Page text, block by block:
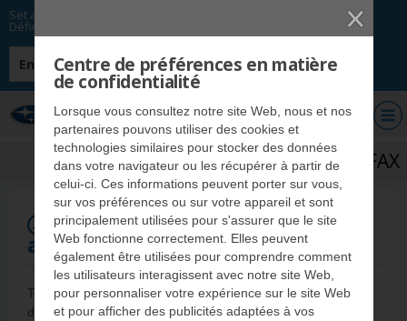
Set as my preferred option.
Définir comme option de préférence.
English
Concessionnaires Subaru
Rapport CARFAX
Rapport d’historique
automobile CARFAX MD
Tous les véhicules d'occasion certifiés Subaru sont assortis
d’un rapport d’historique détaillé CARFAX MD, qui contient
Centre de préférences en matière
de confidentialité
Lorsque vous consultez notre site Web, nous et nos
partenaires pouvons utiliser des cookies et
technologies similaires pour stocker des données
dans votre navigateur ou les récupérer à partir de
celui-ci. Ces informations peuvent porter sur vous,
sur vos préférences ou sur votre appareil et sont
principalement utilisées pour s'assurer que le site
Web fonctionne correctement. Elles peuvent
également être utilisées pour comprendre comment
les utilisateurs interagissent avec notre site Web,
pour personnaliser votre expérience sur le site Web
et pour afficher des publicités adaptées à vos